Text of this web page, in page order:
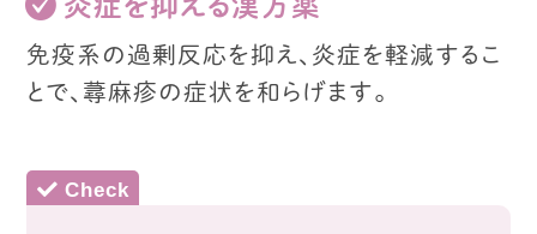
免疫系の過剰反応を抑え、炎症を軽減するこ
とで、 蕁麻疹の症状を和らげます。